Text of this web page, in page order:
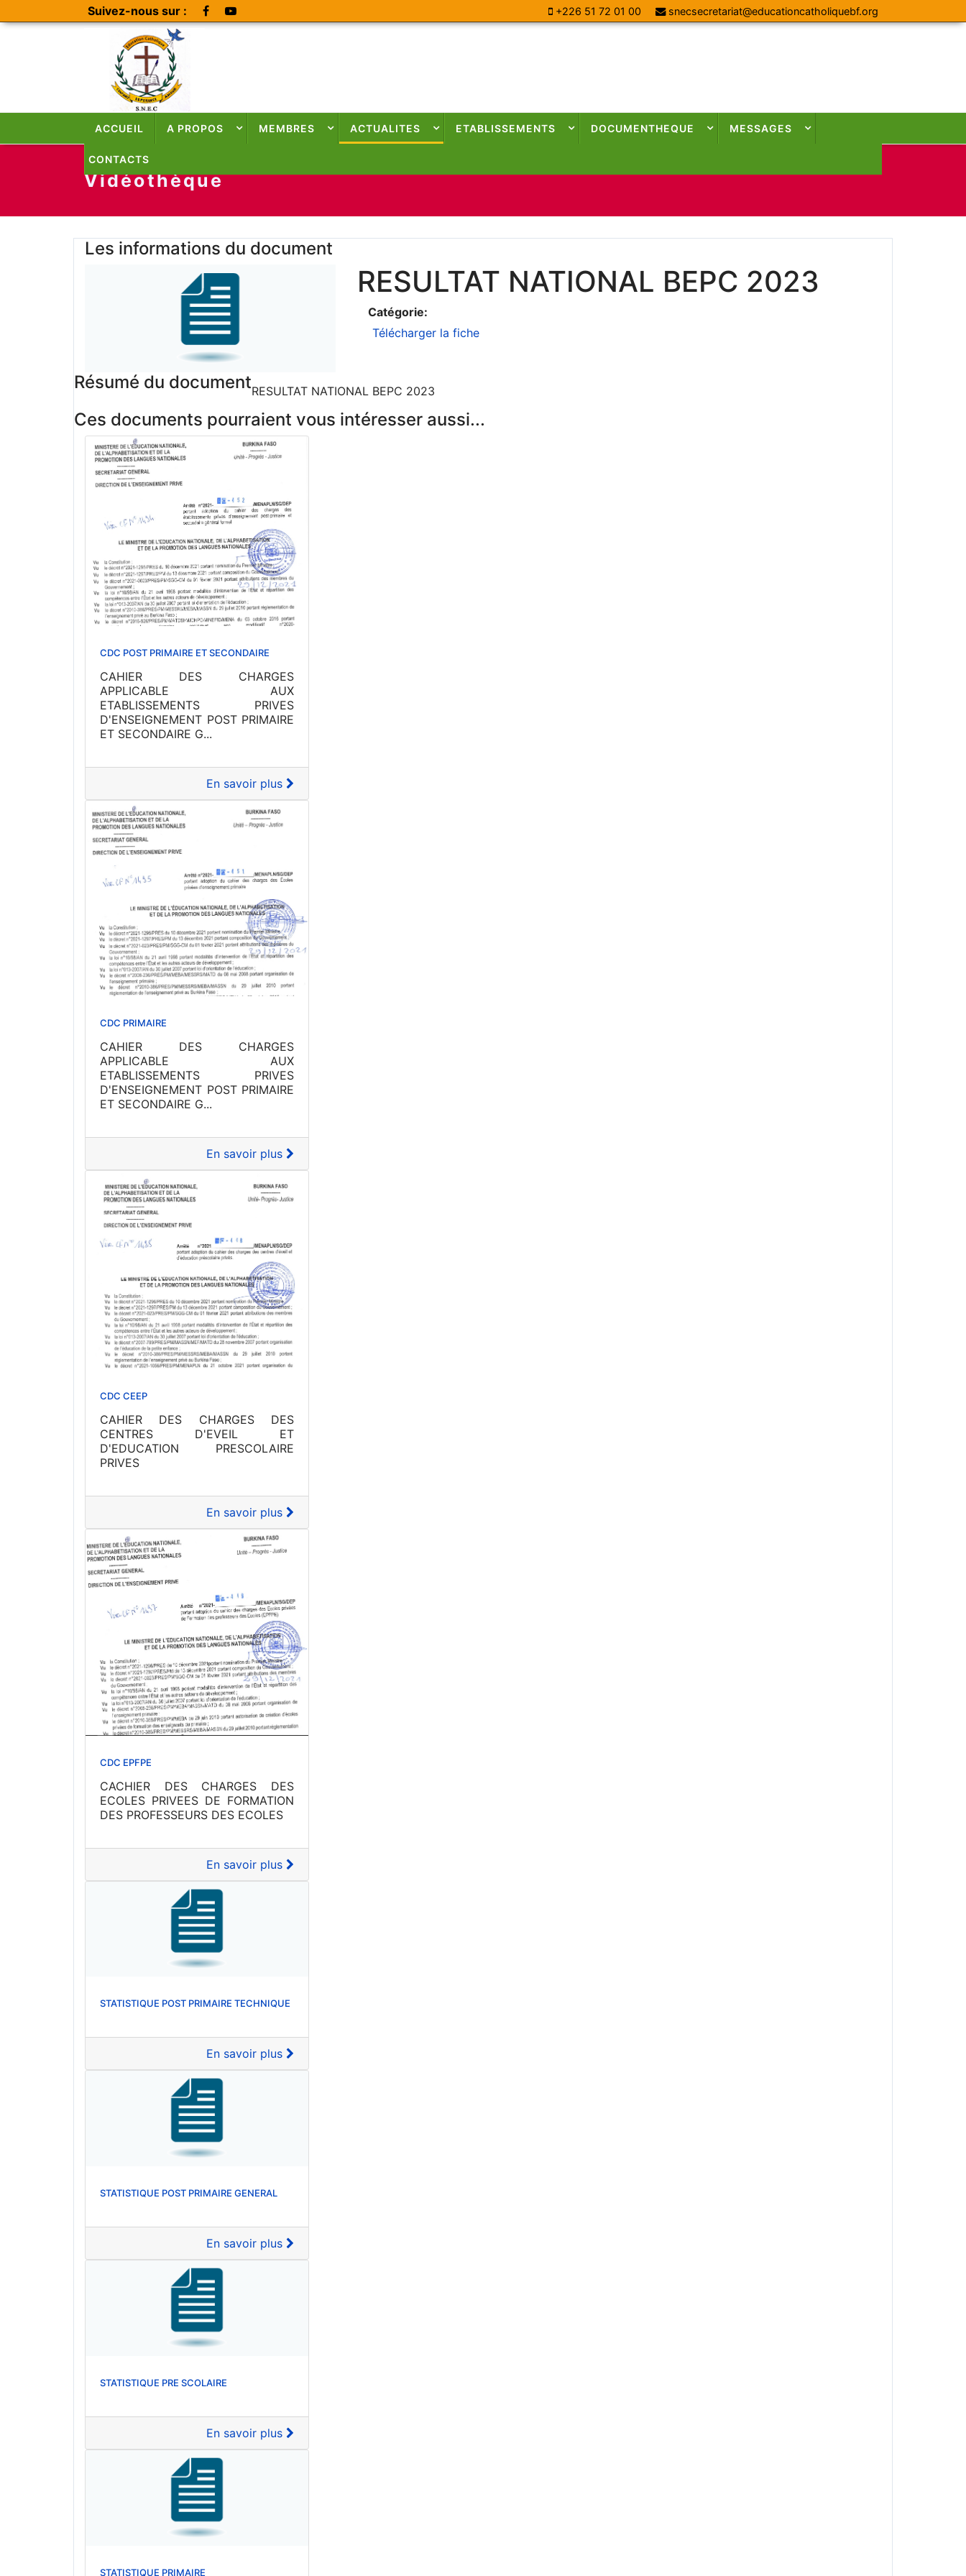
Suivez-nous sur : +226 51 72 01 00 snecsecretariat@educationcatholiquebf.org
ACCUEIL A PROPOS MEMBRES ACTUALITES ETABLISSEMENTS DOCUMENTHEQUE MESSAGES
CONTACTS
Vidéothèque
Les informations du document
RESULTAT NATIONAL BEPC 2023
Catégorie:
Télécharger la fiche
Résumé du documentRESULTAT NATIONAL BEPC 2023
Ces documents pourraient vous intéresser aussi...
CDC POST PRIMAIRE ET SECONDAIRE
CAHIER DES CHARGES
APPLICABLE AUX
ETABLISSEMENTS PRIVES
D'ENSEIGNEMENT POST PRIMAIRE
ET SECONDAIRE G...
En savoir plus
CDC PRIMAIRE
CAHIER DES CHARGES
APPLICABLE AUX
ETABLISSEMENTS PRIVES
D'ENSEIGNEMENT POST PRIMAIRE
ET SECONDAIRE G...
En savoir plus
CDC CEEP
CAHIER DES CHARGES DES
CENTRES D'EVEIL ET
D'EDUCATION PRESCOLAIRE
PRIVES
En savoir plus
CDC EPFPE
CACHIER DES CHARGES DES
ECOLES PRIVEES DE FORMATION
DES PROFESSEURS DES ECOLES
En savoir plus
STATISTIQUE POST PRIMAIRE TECHNIQUE
En savoir plus
STATISTIQUE POST PRIMAIRE GENERAL
En savoir plus
STATISTIQUE PRE SCOLAIRE
En savoir plus
STATISTIQUE PRIMAIRE